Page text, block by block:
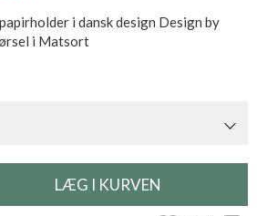
i dansk design Design by
i Matsort